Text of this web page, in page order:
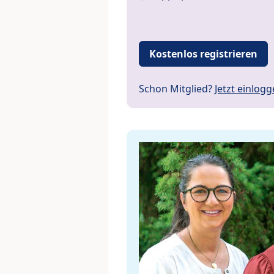
Kostenlos registrieren
Schon Mitglied? Jetzt